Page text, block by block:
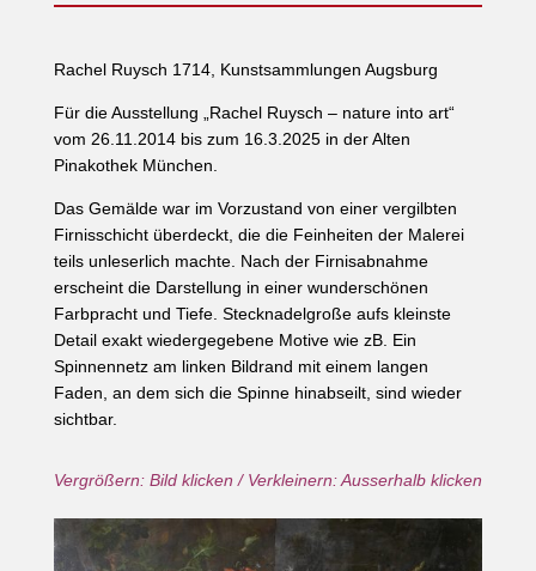
Rachel Ruysch 1714, Kunstsammlungen Augsburg
Für die Ausstellung „Rachel Ruysch – nature into art“
vom 26.11.2014 bis zum 16.3.2025 in der Alten
Pinakothek München.
Das Gemälde war im Vorzustand von einer vergilbten
Firnisschicht überdeckt, die die Feinheiten der Malerei
teils unleserlich machte. Nach der Firnisabnahme
erscheint die Darstellung in einer wunderschönen
Farbpracht und Tiefe. Stecknadelgroße aufs kleinste
Detail exakt wiedergegebene Motive wie zB. Ein
Spinnennetz am linken Bildrand mit einem langen
Faden, an dem sich die Spinne hinabseilt, sind wieder
sichtbar.
Vergrößern: Bild klicken / Verkleinern: Ausserhalb klicken